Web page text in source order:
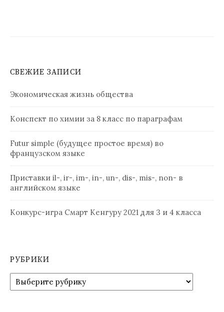
СВЕЖИЕ ЗАПИСИ
Экономическая жизнь общества
Конспект по химии за 8 класс по параграфам
Futur simple (будущее простое время) во
французском языке
Приставки il-, ir-, im-, in-, un-, dis-, mis-, non- в
английском языке
Конкурс-игра Смарт Кенгуру 2021 для 3 и 4 класса
РУБРИКИ
Рубрики